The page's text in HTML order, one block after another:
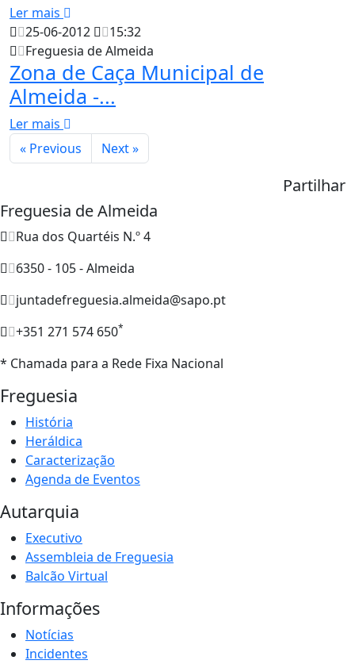
Ler mais
25-06-2012
15:32
Freguesia de Almeida
Zona de Caça Municipal de
Almeida -...
Ler mais
« Previous
Next »
Partilhar
Freguesia de Almeida
Rua dos Quartéis N.º 4
6350 - 105 - Almeida
juntadefreguesia.almeida@sapo.pt
+351 271 574 650*
* Chamada para a Rede Fixa Nacional
Freguesia
História
Heráldica
Caracterização
Agenda de Eventos
Autarquia
Executivo
Assembleia de Freguesia
Balcão Virtual
Informações
Notícias
Incidentes